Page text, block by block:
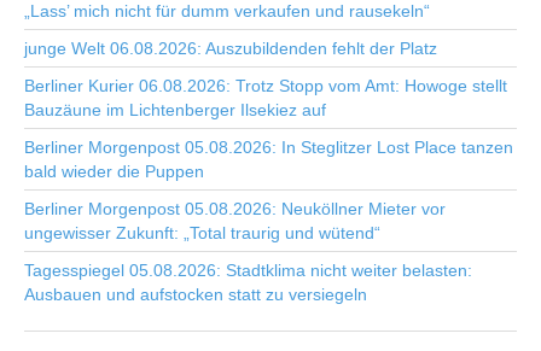
„Lass’ mich nicht für dumm verkaufen und rausekeln“
junge Welt 06.08.2026: Auszubildenden fehlt der Platz
Berliner Kurier 06.08.2026: Trotz Stopp vom Amt: Howoge stellt
Bauzäune im Lichtenberger Ilsekiez auf
Berliner Morgenpost 05.08.2026: In Steglitzer Lost Place tanzen
bald wieder die Puppen
Berliner Morgenpost 05.08.2026: Neuköllner Mieter vor
ungewisser Zukunft: „Total traurig und wütend“
Tagesspiegel 05.08.2026: Stadtklima nicht weiter belasten:
Ausbauen und aufstocken statt zu versiegeln